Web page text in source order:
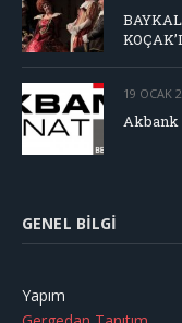
19 OCAK
Akbank
GENEL BILGI
Yapım